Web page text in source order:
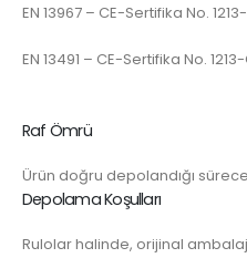
EN 13967 – CE-Sertifika No.
EN 13491 – CE-Sertifika No.
Raf Ömrü
Ürün doğru depolandığı
Depolama Koşulları
Rulolar halinde, orijinal